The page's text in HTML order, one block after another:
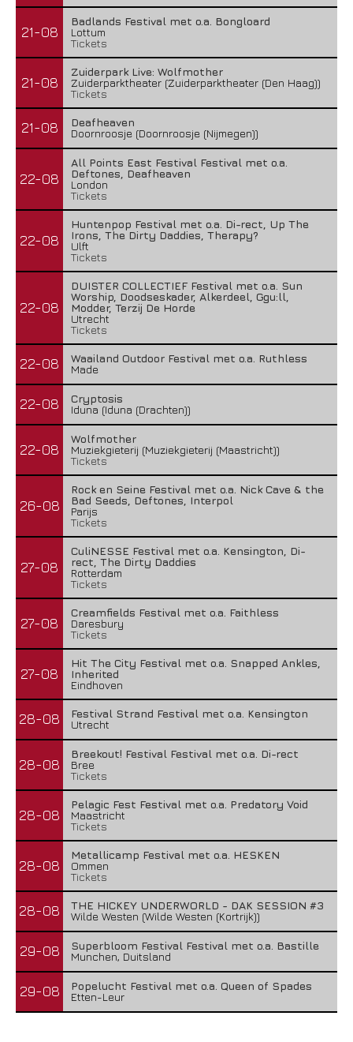
21-08
Badlands Festival met o.a. Bongloard
Lottum
Tickets
21-08
Zuiderpark Live: Wolfmother
Zuiderparktheater (Zuiderparktheater (Den Haag))
Tickets
21-08
Deafheaven
Doornroosje (Doornroosje (Nijmegen))
22-08
All Points East Festival Festival met o.a.
Deftones, Deafheaven
London
Tickets
22-08
Huntenpop Festival met o.a. Di-rect, Up The
Irons, The Dirty Daddies, Therapy?
Ulft
Tickets
22-08
DUISTER COLLECTIEF Festival met o.a. Sun
Worship, Doodseskader, Alkerdeel, Ggu:ll,
Modder, Terzij De Horde
Utrecht
Tickets
22-08
Waailand Outdoor Festival met o.a. Ruthless
Made
22-08
Cryptosis
Iduna (Iduna (Drachten))
22-08
Wolfmother
Muziekgieterij (Muziekgieterij (Maastricht))
Tickets
26-08
Rock en Seine Festival met o.a. Nick Cave & the
Bad Seeds, Deftones, Interpol
Parijs
Tickets
27-08
CuliNESSE Festival met o.a. Kensington, Di-
rect, The Dirty Daddies
Rotterdam
Tickets
27-08
Creamfields Festival met o.a. Faithless
Daresbury
Tickets
27-08
Hit The City Festival met o.a. Snapped Ankles,
Inherited
Eindhoven
28-08
Festival Strand Festival met o.a. Kensington
Utrecht
28-08
Breekout! Festival Festival met o.a. Di-rect
Bree
Tickets
28-08
Pelagic Fest Festival met o.a. Predatory Void
Maastricht
Tickets
28-08
Metallicamp Festival met o.a. HESKEN
Ommen
Tickets
28-08
THE HICKEY UNDERWORLD - DAK SESSION #3
Wilde Westen (Wilde Westen (Kortrijk))
29-08
Superbloom Festival Festival met o.a. Bastille
Munchen, Duitsland
29-08
Popelucht Festival met o.a. Queen of Spades
Etten-Leur